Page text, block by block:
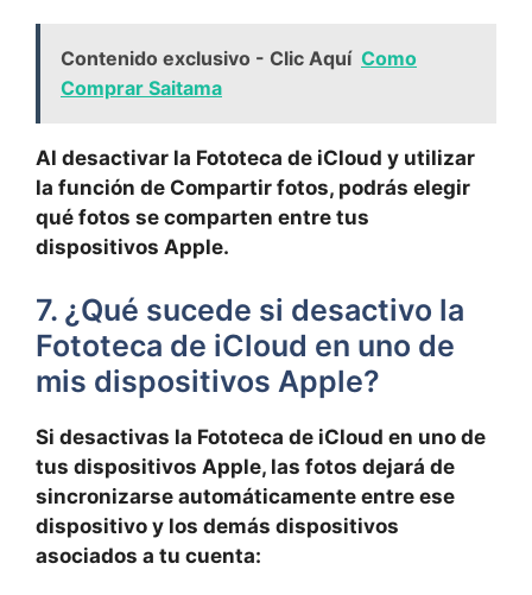
Contenido exclusivo - Clic Aquí Como
Comprar Saitama
Al desactivar la Fototeca de iCloud y utilizar
la función de Compartir fotos, podrás elegir
qué fotos se comparten entre tus
dispositivos Apple.
7. ¿Qué sucede si desactivo la
Fototeca de iCloud en uno de
mis dispositivos Apple?
Si desactivas la Fototeca de iCloud en uno de
tus ⁤dispositivos Apple, las fotos dejará de
sincronizarse‍ automáticamente entre ese⁢
dispositivo y los demás dispositivos
asociados a tu cuenta: